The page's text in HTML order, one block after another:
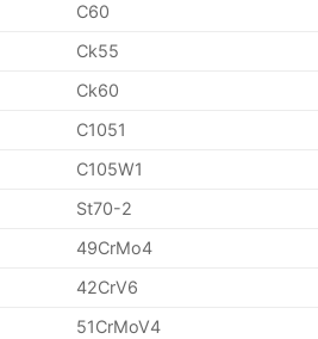
C60
Ck55
Ck60
C1051
C105W1
St70-2
49CrMo4
42CrV6
51CrMoV4